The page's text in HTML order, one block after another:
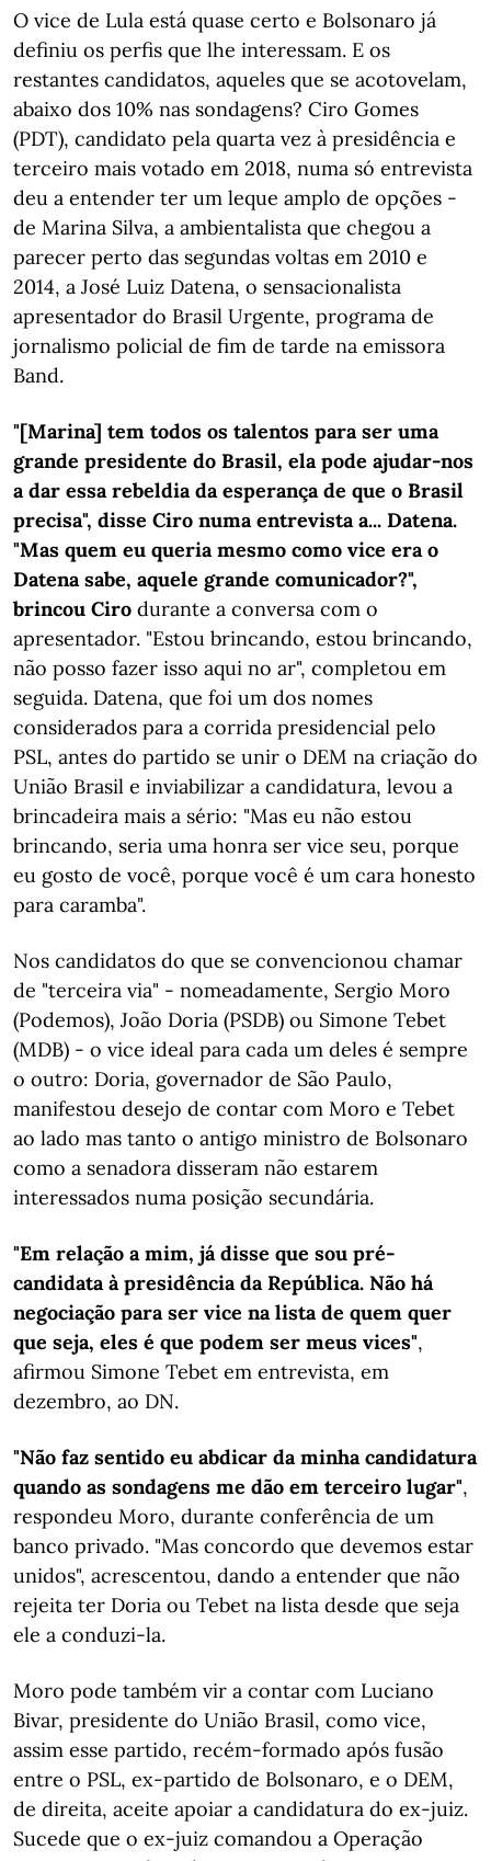
O vice de Lula está quase certo e Bolsonaro já
definiu os perfis que lhe interessam. E os
restantes candidatos, aqueles que se acotovelam,
abaixo dos 10% nas sondagens? Ciro Gomes
(PDT), candidato pela quarta vez à presidência e
terceiro mais votado em 2018, numa só entrevista
deu a entender ter um leque amplo de opções -
de Marina Silva, a ambientalista que chegou a
parecer perto das segundas voltas em 2010 e
2014, a José Luiz Datena, o sensacionalista
apresentador do Brasil Urgente, programa de
jornalismo policial de fim de tarde na emissora
Band.
"[Marina] tem todos os talentos para ser uma
grande presidente do Brasil, ela pode ajudar-nos
a dar essa rebeldia da esperança de que o Brasil
precisa", disse Ciro numa entrevista a... Datena.
"Mas quem eu queria mesmo como vice era o
Datena sabe, aquele grande comunicador?",
brincou Ciro durante a conversa com o
apresentador. "Estou brincando, estou brincando,
não posso fazer isso aqui no ar", completou em
seguida. Datena, que foi um dos nomes
considerados para a corrida presidencial pelo
PSL, antes do partido se unir o DEM na criação do
União Brasil e inviabilizar a candidatura, levou a
brincadeira mais a sério: "Mas eu não estou
brincando, seria uma honra ser vice seu, porque
eu gosto de você, porque você é um cara honesto
para caramba".
Nos candidatos do que se convencionou chamar
de "terceira via" - nomeadamente, Sergio Moro
(Podemos), João Doria (PSDB) ou Simone Tebet
(MDB) - o vice ideal para cada um deles é sempre
o outro: Doria, governador de São Paulo,
manifestou desejo de contar com Moro e Tebet
ao lado mas tanto o antigo ministro de Bolsonaro
como a senadora disseram não estarem
interessados numa posição secundária.
"Em relação a mim, já disse que sou pré-
candidata à presidência da República. Não há
negociação para ser vice na lista de quem quer
que seja, eles é que podem ser meus vices",
afirmou Simone Tebet em entrevista, em
dezembro, ao DN.
"Não faz sentido eu abdicar da minha candidatura
quando as sondagens me dão em terceiro lugar",
respondeu Moro, durante conferência de um
banco privado. "Mas concordo que devemos estar
unidos", acrescentou, dando a entender que não
rejeita ter Doria ou Tebet na lista desde que seja
ele a conduzi-la.
Moro pode também vir a contar com Luciano
Bivar, presidente do União Brasil, como vice,
assim esse partido, recém-formado após fusão
entre o PSL, ex-partido de Bolsonaro, e o DEM,
de direita, aceite apoiar a candidatura do ex-juiz.
Sucede que o ex-juiz comandou a Operação